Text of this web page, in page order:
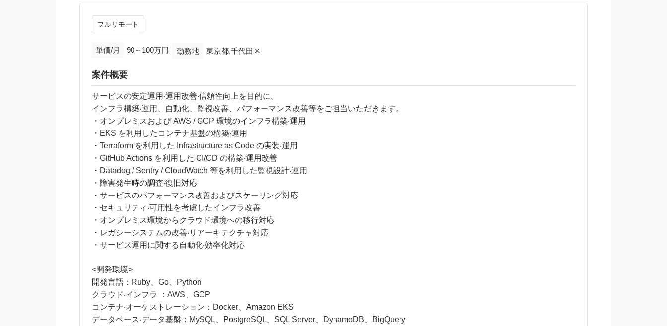
フルリモート
単価/月 90～100万円 勤務地 東京都,千代田区
案件概要
サービスの安定運⽤‧運⽤改善‧信頼性向上を⽬的に、
インフラ構築‧運⽤、⾃動化、監視改善、パフォーマンス改善等をご担当いただきます。
・オンプレミスおよび AWS / GCP 環境のインフラ構築‧運⽤
・EKS を利⽤したコンテナ基盤の構築‧運⽤
・Terraform を利⽤した Infrastructure as Code の実装‧運⽤
・GitHub Actions を利⽤した CI/CD の構築‧運⽤改善
・Datadog / Sentry / CloudWatch 等を利⽤した監視設計‧運⽤
・障害発⽣時の調査‧復旧対応
・サービスのパフォーマンス改善およびスケーリング対応
・セキュリティ‧可⽤性を考慮したインフラ改善
・オンプレミス環境からクラウド環境への移⾏対応
・レガシーシステムの改善‧リアーキテクチャ対応
・サービス運⽤に関する⾃動化‧効率化対応
<開発環境>
開発⾔語：Ruby、Go、Python
クラウド‧インフラ ：AWS、GCP
コンテナ‧オーケストレーション：Docker、Amazon EKS
データベース‧データ基盤：MySQL、PostgreSQL、SQL Server、DynamoDB、BigQuery